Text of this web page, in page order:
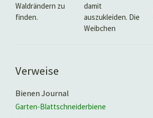
Waldrändern zu
finden.
damit
auszukleiden. Die
Weibchen
während der
Verweise
Bienen Journal
Garten-Blattschneiderbiene